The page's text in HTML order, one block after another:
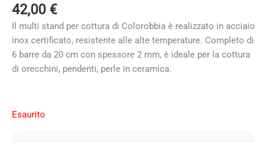
42,00 €
Il multi stand per cottura di Colorobbia è realizzato in acciaio
inox certificato, resistente alle alte temperature. Completo di
6 barre da 20 cm con spessore 2 mm, è ideale per la cottura
di orecchini, pendenti, perle in ceramica.
Esaurito